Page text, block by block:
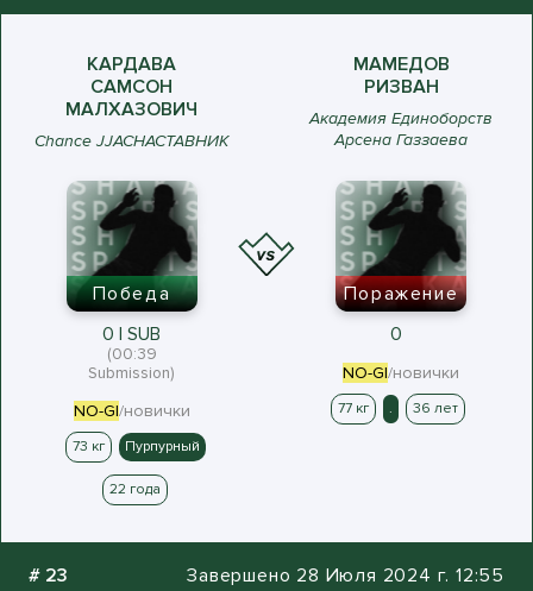
КАРДАВА
САМСОН
МАЛХАЗОВИЧ
Chance JJACНАСТАВНИК
МАМЕДОВ
РИЗВАН
Академия Единоборств
Арсена Газзаева
Победа
0 | SUB
(00:39
Submission)
NO-GI/новички
73 кг Пурпурный
22 года
Поражение
0
NO-GI/новички
77 кг . 36 лет
# 23 Завершено 28 Июля 2024 г. 12:55